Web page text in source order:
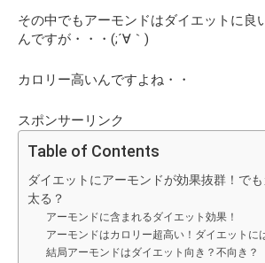
その中でもアーモンドはダイエットに良
んですが・・・(;´∀｀)
カロリー高いんですよね・・
スポンサーリンク
Table of Contents
ダイエットにアーモンドが効果抜群！で
太る？
アーモンドに含まれるダイエット効果！
アーモンドはカロリー超高い！ダイエットに
結局アーモンドはダイエット向き？不向き？